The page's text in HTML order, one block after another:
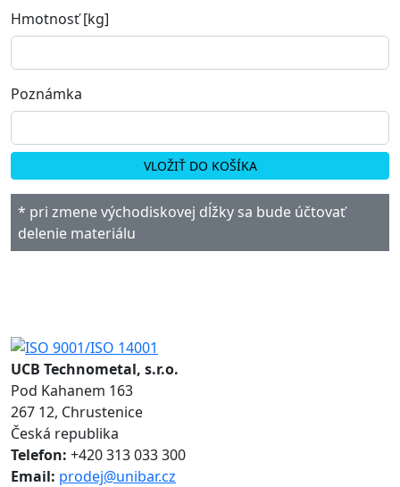
Hmotnosť [kg]
Poznámka
VLOŽIŤ DO KOŠÍKA
* pri zmene východiskovej dĺžky sa bude účtovať
delenie materiálu
UCB Technometal, s.r.o.
Pod Kahanem 163
267 12, Chrustenice
Česká republika
Telefon: +420 313 033 300
Email: prodej@unibar.cz